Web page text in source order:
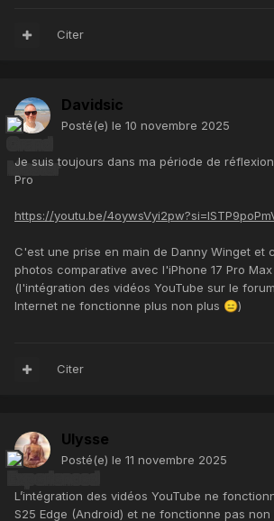
Citer
Davidsic
Posté(e) le 10 novembre 2025
Je suis toujours dans ma période de
Pro
https://youtu.be/
C'est une prise en main de Danny Winget et
photos comparative avec l'iPhone 17 Pro
(l'intégration des vidéos YouTube sur le
Internet ne fonctionne plus non plus 😑)
Citer
Ulysse
Posté(e) le 11 novembre 2025
L’intégration des vidéos YouTube ne
S25 Edge (Android) et ne fonctionne pas